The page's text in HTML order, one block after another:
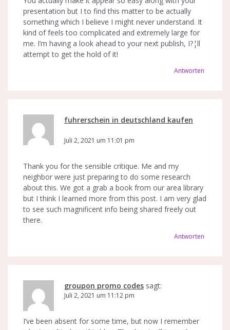
presentation but I to find this matter to be actually
something which I believe I might never understand. It
kind of feels too complicated and extremely large for
me. I’m having a look ahead to your next publish, I?¦ll
attempt to get the hold of it!
Antworten
fuhrerschein in deutschland kaufen
sagt:
Juli 2, 2021 um 11:01 pm
Thank you for the sensible critique. Me and my
neighbor were just preparing to do some research
about this. We got a grab a book from our area library
but I think I learned more from this post. I am very glad
to see such magnificent info being shared freely out
there.
Antworten
groupon promo codes sagt:
Juli 2, 2021 um 11:12 pm
I’ve been absent for some time, but now I remember